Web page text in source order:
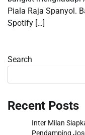
Piala Raja Spanyol.
Spotify […]
Search
Recent Posts
Inter Milan
Pendamping